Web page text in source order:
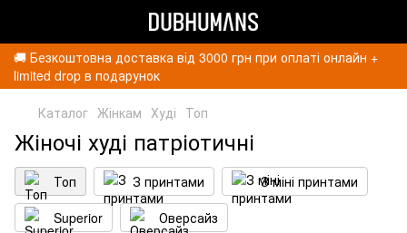
🚚 Безкоштовна доставка від 3000 грн при оплаті онлайн +
limited drop в подарунок
Каталог Жінкам Худі Топ
Жіночі худі патріотичні
Топ З принтами
З міні принтами
Superior
Оверсайз